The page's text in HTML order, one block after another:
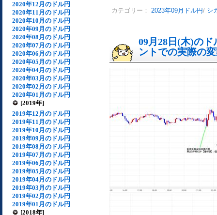
2020年12月のドル円
2020年11月のドル円
2020年10月のドル円
2020年09月のドル円
2020年08月のドル円
2020年07月のドル円
2020年06月のドル円
2020年05月のドル円
2020年04月のドル円
2020年03月のドル円
2020年02月のドル円
2020年01月のドル円
[2019年]
2019年12月のドル円
2019年11月のドル円
2019年10月のドル円
2019年09月のドル円
2019年08月のドル円
2019年07月のドル円
2019年06月のドル円
2019年05月のドル円
2019年04月のドル円
2019年03月のドル円
2019年02月のドル円
2019年01月のドル円
[2018年]
カテゴリー： 2023年09月ドル円/ シ
09月28日(木)の
ントでの実際の